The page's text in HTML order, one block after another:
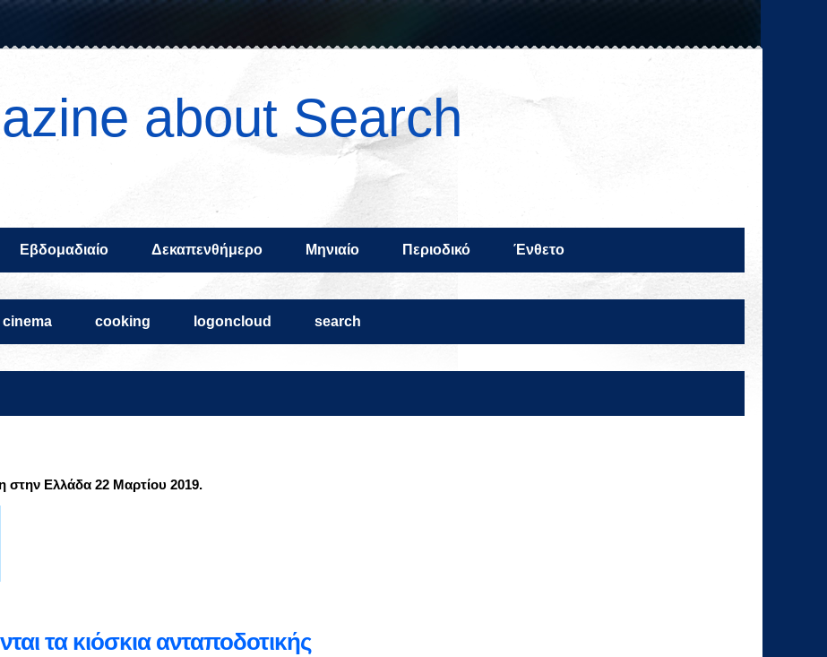
about Search
Εβδομαδιαίο Δεκαπενθήμερο Μηνιαίο Περιοδικό Ένθετο
cinema cooking logoncloud search
στην Ελλάδα 22 Μαρτίου 2019.
τα κιόσκια ανταποδοτικής